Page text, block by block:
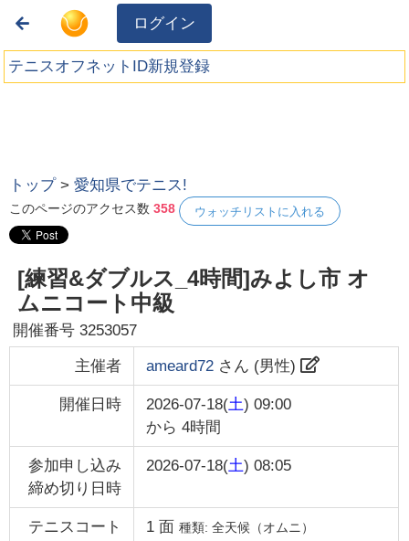
ログイン
テニスオフネットID新規登録
トップ >愛知県でテニス!
このページのアクセス数358 ウォッチリストに入れる
[練習&ダブルス_4時間]みよし市 オ
ムニコート中級
開催番号3253057
主催者 ameard72さん (男性)
開催日時 2026-07-18(土) 09:00
から 4時間
参加申し込み
締め切り日時
2026-07-18(土) 08:05
テニスコート 1面 種類: 全天候（オムニ）